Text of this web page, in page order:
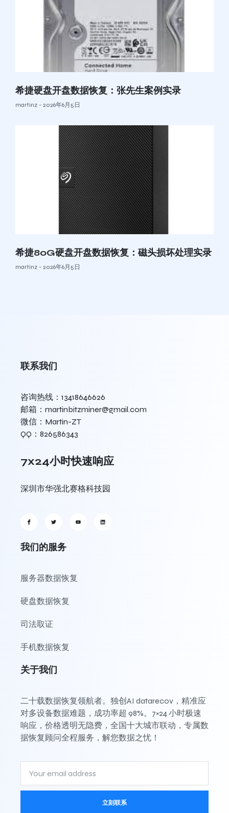
希捷硬盘开盘数据恢复：张先生案例实录
martinz 2026年6月5日
希捷80G硬盘开盘数据恢复：磁头损坏处理实录
martinz 2026年6月5日
联系我们
咨询热线：13418646626
邮箱：martinbitzminer@gmail.com
微信：Martin-ZT
QQ：826586343
7x24小时快速响应
深圳市华强北赛格科技园
我们的服务
服务器数据恢复
硬盘数据恢复
司法取证
手机数据恢复
关于我们
二十载数据恢复领航者。独创AI datarecov，精准应
对多设备数据难题，成功率超 98%。7×24 小时极速
响应，价格透明无隐费，全国十大城市联动，专属数
据恢复顾问全程服务，解您数据之忧！
立刻联系